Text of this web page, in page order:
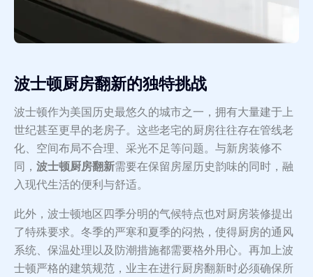
波士顿厨房翻新的独特挑战
波士顿作为美国历史最悠久的城市之一，拥有大量建于上
世纪甚至更早的老房子。这些老宅的厨房往往存在管线老
化、空间布局不合理、采光不足等问题。与新房装修不
同， 波士顿厨房翻新需要在保留房屋历史韵味的同时，融
入现代生活的便利与舒适。
此外，波士顿地区四季分明的气候特点也对厨房装修提出
了特殊要求。冬季的严寒和夏季的闷热，使得厨房的通风
系统、保温处理以及防潮措施都需要格外用心。再加上波
士顿严格的建筑规范，业主在进行厨房翻新时必须确保所